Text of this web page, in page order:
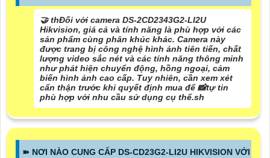
🤝 thĐối với camera DS-2CD2343G2-LI2U
Hikvision, giá cả và tính năng là phù hợp với các
sản phẩm cùng phân khúc khác. Camera này
được trang bị công nghệ hình ảnh tiên tiến, chất
lượng video sắc nét và các tính năng thông minh
như phát hiện chuyển động, hồng ngoại, cảm
biến hình ảnh cao cấp. Tuy nhiên, cần xem xét
cẩn thận trước khi quyết định mua để 📸tự tin
phù hợp với nhu cầu sử dụng cụ thể.sh
➽ NƠI NÀO CUNG CẤP DS-CD23G2-LI2U HIKVISION VỚI